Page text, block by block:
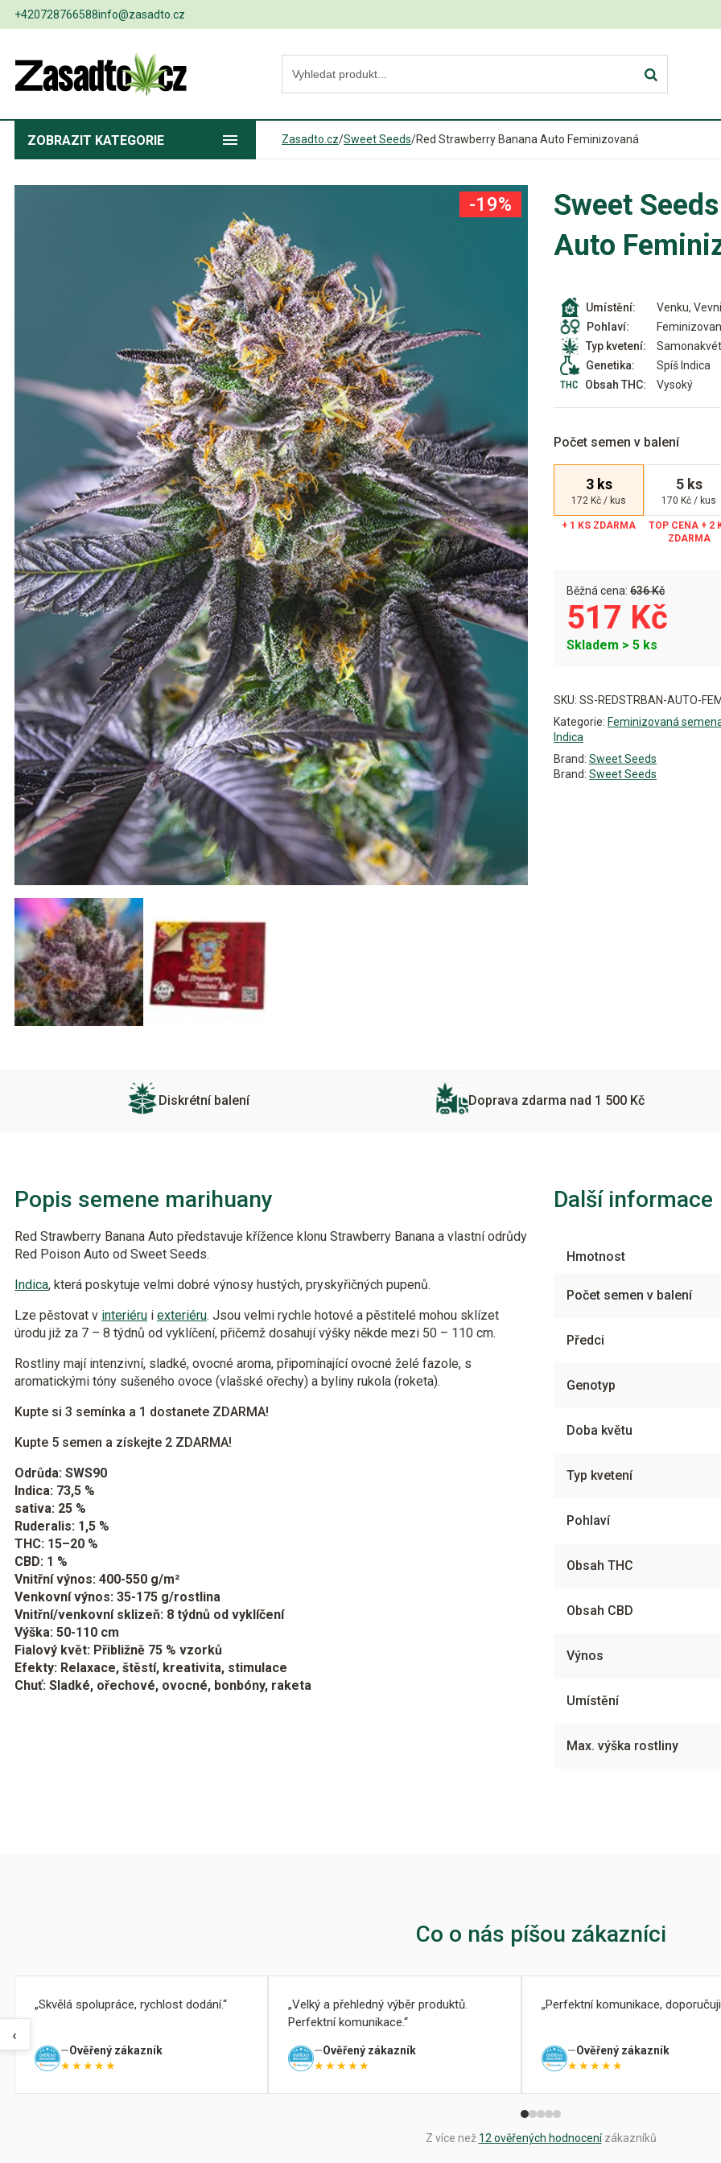
+420728766588info@zasadto.cz
ZOBRAZIT KATEGORIE Zasadto.cz/Sweet Seeds/Red Strawberry Banana Auto Feminizovaná
Sweet
Auto
Umístění:
Venku,
Pohlaví:
Typ kvetení:
Genetika:
Spíš Indica
Obsah THC:
Vysoký
Počet semen v balení
3 ks
172 Kč / kus
5 ks
170 Kč / kus
Běžná cena: 636 Kč
-19%
517 Kč
Skladem > 5 ks
SKU: SS-REDSTRBAN-AUTO-
Kategorie: Feminizovaná
Indica
Brand: Sweet Seeds
Brand: Sweet Seeds
Diskrétní balení Doprava zdarma nad 1 500 Kč
Popis semene marihuany
Red Strawberry Banana Auto představuje křížence klonu Strawberry Banana a vlastní odrůdy
Red Poison Auto od Sweet Seeds.
Indica, která poskytuje velmi dobré výnosy hustých, pryskyřičných pupenů.
Lze pěstovat v interiéru i exteriéru. Jsou velmi rychle hotové a pěstitelé mohou sklízet
úrodu již za 7 – 8 týdnů od vyklíčení, přičemž dosahují výšky někde mezi 50 – 110 cm.
Rostliny mají intenzivní, sladké, ovocné aroma, připomínající ovocné želé fazole, s
aromatickými tóny sušeného ovoce (vlašské ořechy) a byliny rukola (roketa).
Kupte si 3 semínka a 1 dostanete ZDARMA!
Kupte 5 semen a získejte 2 ZDARMA!
Odrůda: SWS90
Indica: 73,5 %
sativa: 25 %
Ruderalis: 1,5 %
THC: 15–20 %
CBD: 1 %
Vnitřní výnos: 400-550 g/m²
Venkovní výnos: 35-175 g/rostlina
Vnitřní/venkovní sklizeň: 8 týdnů od vyklíčení
Výška: 50-110 cm
Fialový květ: Přibližně 75 % vzorků
Efekty: Relaxace, štěstí, kreativita, stimulace
Chuť: Sladké, ořechové, ovocné, bonbóny, raketa
Další informace
Hmotnost
Počet semen v balení
Předci
Genotyp
Doba květu
Typ kvetení
Pohlaví
Obsah THC
Obsah CBD
Výnos
Umístění
Max. výška rostliny
Co o nás píšou zákazníci
‹
Skvělá spolupráce, rychlost dodání.
Ověřený zákazník
★★★★★
Velký a přehledný výběr produktů.
Perfektní komunikace.
Ověřený zákazník
★★★★★
Perfektní komunikace,
Ověřený zákazník
★★★★★
Z více než 12 ověřených hodnocenízákazníků